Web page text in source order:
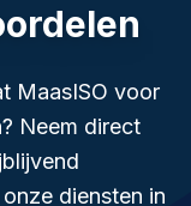
MaasISO voor
Neem direct
diensten in